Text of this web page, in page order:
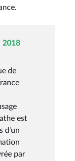
2018
de
est
d'un
par